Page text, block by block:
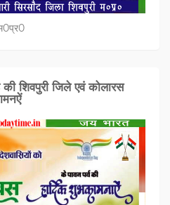
शिवपुरी जिले एवं कोलारस